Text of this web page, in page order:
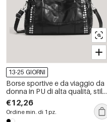
13-25 GIORNI
Borse sportive e da viaggio da
donna in PU di alta qualità, stile
casual, con dettagli in metallo e
borchie, tinta unita.
€12,26
Ordine min. di 1 pz.